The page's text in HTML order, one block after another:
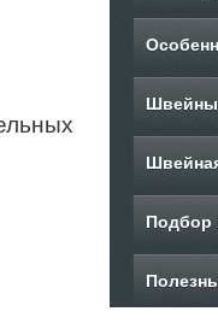
Подбор